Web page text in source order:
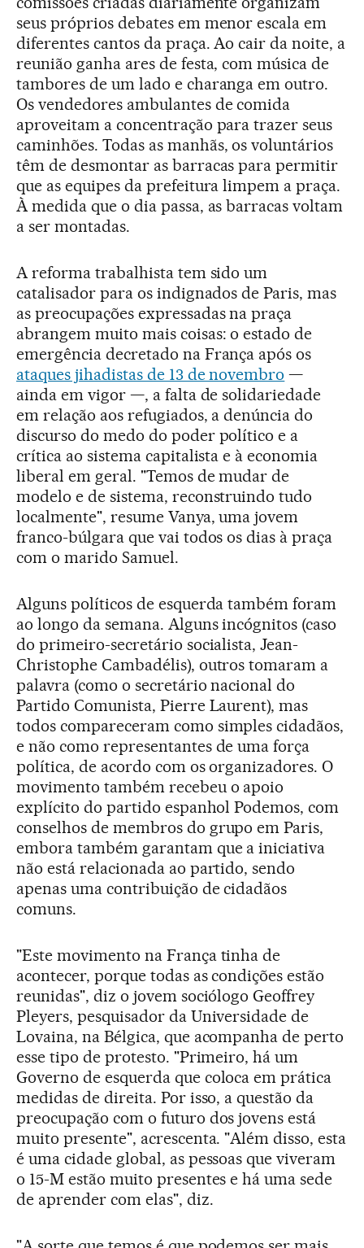
seus próprios debates em menor escala em
diferentes cantos da praça. Ao cair da noite, a
reunião ganha ares de festa, com música de
tambores de um lado e charanga em outro.
Os vendedores ambulantes de comida
aproveitam a concentração para trazer seus
caminhões. Todas as manhãs, os voluntários
têm de desmontar as barracas para permitir
que as equipes da prefeitura limpem a praça.
À medida que o dia passa, as barracas voltam
a ser montadas.
A reforma trabalhista tem sido um
catalisador para os indignados de Paris, mas
as preocupações expressadas na praça
abrangem muito mais coisas: o estado de
emergência decretado na França após os
ataques jihadistas de 13 de novembro —
ainda em vigor —, a falta de solidariedade
em relação aos refugiados, a denúncia do
discurso do medo do poder político e a
crítica ao sistema capitalista e à economia
liberal em geral. "Temos de mudar de
modelo e de sistema, reconstruindo tudo
localmente", resume Vanya, uma jovem
franco-búlgara que vai todos os dias à praça
com o marido Samuel.
Alguns políticos de esquerda também foram
ao longo da semana. Alguns incógnitos (caso
do primeiro-secretário socialista, Jean-
Christophe Cambadélis), outros tomaram a
palavra (como o secretário nacional do
Partido Comunista, Pierre Laurent), mas
todos compareceram como simples cidadãos,
e não como representantes de uma força
política, de acordo com os organizadores. O
movimento também recebeu o apoio
explícito do partido espanhol Podemos, com
conselhos de membros do grupo em Paris,
embora também garantam que a iniciativa
não está relacionada ao partido, sendo
apenas uma contribuição de cidadãos
comuns.
"Este movimento na França tinha de
acontecer, porque todas as condições estão
reunidas", diz o jovem sociólogo Geoffrey
Pleyers, pesquisador da Universidade de
Lovaina, na Bélgica, que acompanha de perto
esse tipo de protesto. "Primeiro, há um
Governo de esquerda que coloca em prática
medidas de direita. Por isso, a questão da
preocupação com o futuro dos jovens está
muito presente", acrescenta. "Além disso, esta
é uma cidade global, as pessoas que viveram
o 15-M estão muito presentes e há uma sede
de aprender com elas", diz.